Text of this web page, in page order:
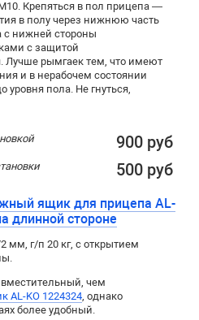
Крепяться в пол прицепа —
в полу через нижнюю часть
с нижней стороны
с защитой
Лучше рымгаек тем, что имеют
и в нерабочем состоянии
уровня пола. Не гнуться,
900 руб
500 руб
ящик для прицепа AL-
длинной стороне
мм, г/п 20 кг, с открытием
чем
AL-KO 1224324, однако
более удобный.